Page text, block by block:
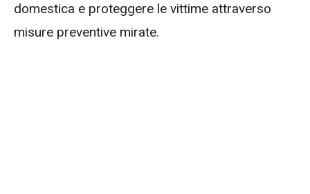
domestica e proteggere le vittime attraverso
misure preventive mirate.